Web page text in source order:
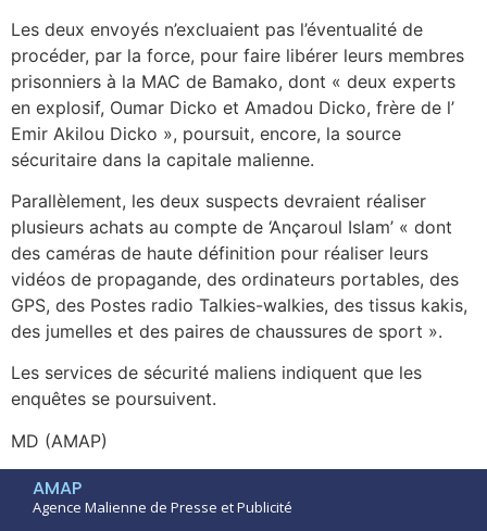
Les deux envoyés n’excluaient pas l’éventualité de
procéder, par la force, pour faire libérer leurs membres
prisonniers à la MAC de Bamako, dont « deux experts
en explosif, Oumar Dicko et Amadou Dicko, frère de l’
Emir Akilou Dicko », poursuit, encore, la source
sécuritaire dans la capitale malienne.
Parallèlement, les deux suspects devraient réaliser
plusieurs achats au compte de ‘Ançaroul Islam’ « dont
des caméras de haute définition pour réaliser leurs
vidéos de propagande, des ordinateurs portables, des
GPS, des Postes radio Talkies-walkies, des tissus kakis,
des jumelles et des paires de chaussures de sport ».
Les services de sécurité maliens indiquent que les
enquêtes se poursuivent.
MD (AMAP)
AMAP
Agence Malienne de Presse et Publicité